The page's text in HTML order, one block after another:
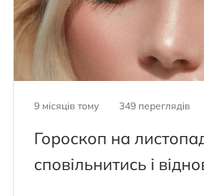
9 місяців тому 349 переглядів
Гороскоп на
сповільнитись і